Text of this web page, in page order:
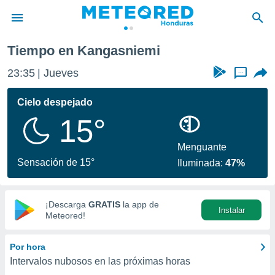
de
ha sido
calidad.
a este
las
y
digital
basada
Tiempo en Kangasniemi
23:35 Jueves ...
Cielo despejado
15°
Sensación de 15°
Menguante
Iluminada:47%
¡Descarga GRATIS la app de
Meteored!
Instalar
Por hora
Intervalos nubosos en las próximas horas